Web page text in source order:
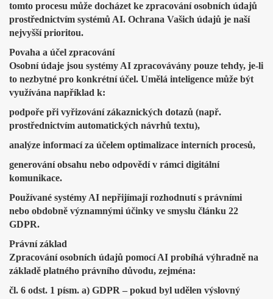
tomto procesu může docházet ke zpracování osobních údajů
prostřednictvím systémů AI. Ochrana Vašich údajů je naší
nejvyšší prioritou.
Povaha a účel zpracování
Osobní údaje jsou systémy AI zpracovávány pouze tehdy, je-li
to nezbytné pro konkrétní účel. Umělá inteligence může být
využívána například k:
podpoře při vyřizování zákaznických dotazů (např.
prostřednictvím automatických návrhů textu),
analýze informací za účelem optimalizace interních procesů,
generování obsahu nebo odpovědí v rámci digitální
komunikace.
Používané systémy AI nepřijímají rozhodnutí s právními
nebo obdobně významnými účinky ve smyslu článku 22
GDPR.
Právní základ
Zpracování osobních údajů pomocí AI probíhá výhradně na
základě platného právního důvodu, zejména:
čl. 6 odst. 1 písm. a) GDPR – pokud byl udělen výslovný